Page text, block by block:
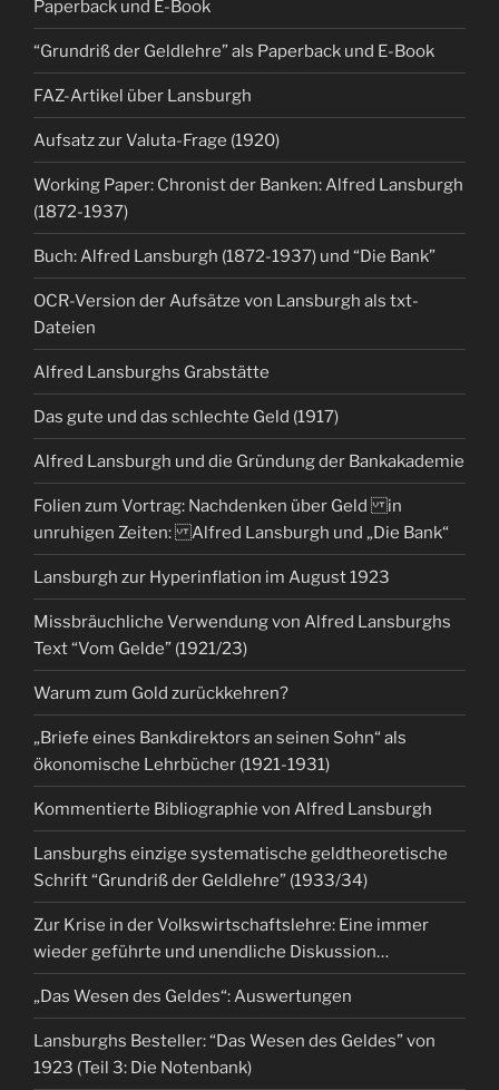
Paperback und E-Book
“Grundriß der Geldlehre” als Paperback und E-Book
FAZ-Artikel über Lansburgh
Aufsatz zur Valuta-Frage (1920)
Working Paper: Chronist der Banken: Alfred Lansburgh
(1872-1937)
Buch: Alfred Lansburgh (1872-1937) und “Die Bank”
OCR-Version der Aufsätze von Lansburgh als txt-
Dateien
Alfred Lansburghs Grabstätte
Das gute und das schlechte Geld (1917)
Alfred Lansburgh und die Gründung der Bankakademie
Folien zum Vortrag: Nachdenken über Geld in
unruhigen Zeiten: Alfred Lansburgh und „Die Bank“
Lansburgh zur Hyperinflation im August 1923
Missbräuchliche Verwendung von Alfred Lansburghs
Text “Vom Gelde” (1921/23)
Warum zum Gold zurückkehren?
„Briefe eines Bankdirektors an seinen Sohn“ als
ökonomische Lehrbücher (1921-1931)
Kommentierte Bibliographie von Alfred Lansburgh
Lansburghs einzige systematische geldtheoretische
Schrift “Grundriß der Geldlehre” (1933/34)
Zur Krise in der Volkswirtschaftslehre: Eine immer
wieder geführte und unendliche Diskussion…
„Das Wesen des Geldes“: Auswertungen
Lansburghs Besteller: “Das Wesen des Geldes” von
1923 (Teil 3: Die Notenbank)